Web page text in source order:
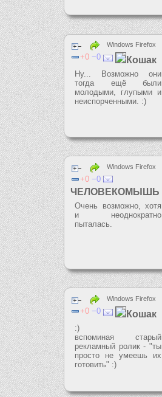
Windows Firefox
0 0 Кошак
Ну... Возможно они
тогда ещё были
молодыми, глупыми и
неиспорченными. :)
Windows Firefox
0 0
ЧЕЛОВЕКОМЫШЬ
Очень возможно, хотя
и неоднократно
пыталась.
Windows Firefox
0 0 Кошак
:)
вспоминая старый
рекламный ролик - "ты
просто не умеешь их
готовить" :)